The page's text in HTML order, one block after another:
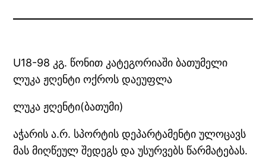
U18-98 კგ. წონით კატეგორიაში ბათუმელი
ლუკა ჟღენტი ოქროს დაეუფლა
ლუკა ჟღენტი(ბათუმი)
აჭარის ა.რ. სპორტის დეპარტამენტი ულოცავს
მას მიღწეულ შედეგს და უსურვებს წარმატებას.